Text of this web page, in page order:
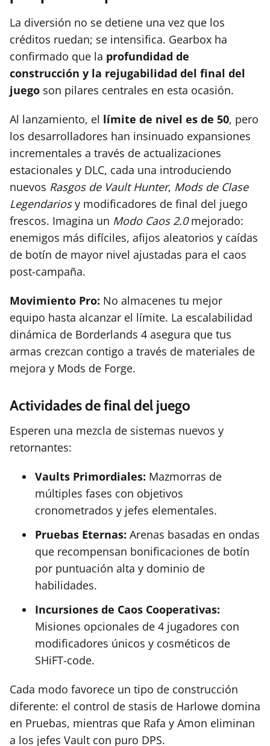
La diversión no se detiene una vez que los
créditos ruedan; se intensifica. Gearbox ha
confirmado que la profundidad de
construcción y la rejugabilidad del final del
juego son pilares centrales en esta ocasión.
Al lanzamiento, el límite de nivel es de 50, pero
los desarrolladores han insinuado expansiones
incrementales a través de actualizaciones
estacionales y DLC, cada una introduciendo
nuevos Rasgos de Vault Hunter, Mods de Clase
Legendariosy modificadores de final del juego
frescos. Imagina un Modo Caos 2.0mejorado:
enemigos más difíciles, afijos aleatorios y caídas
de botín de mayor nivel ajustadas para el caos
post-campaña.
Movimiento Pro: No almacenes tu mejor
equipo hasta alcanzar el límite. La escalabilidad
dinámica de Borderlands 4 asegura que tus
armas crezcan contigo a través de materiales de
mejora y Mods de Forge.
Actividades de final del juego
Esperen una mezcla de sistemas nuevos y
retornantes:
Vaults Primordiales: Mazmorras de
múltiples fases con objetivos
cronometrados y jefes elementales.
Pruebas Eternas: Arenas basadas en ondas
que recompensan bonificaciones de botín
por puntuación alta y dominio de
habilidades.
Incursiones de Caos Cooperativas:
Misiones opcionales de 4 jugadores con
modificadores únicos y cosméticos de
SHiFT-code.
Cada modo favorece un tipo de construcción
diferente: el control de stasis de Harlowe domina
en Pruebas, mientras que Rafa y Amon eliminan
a los jefes Vault con puro DPS.